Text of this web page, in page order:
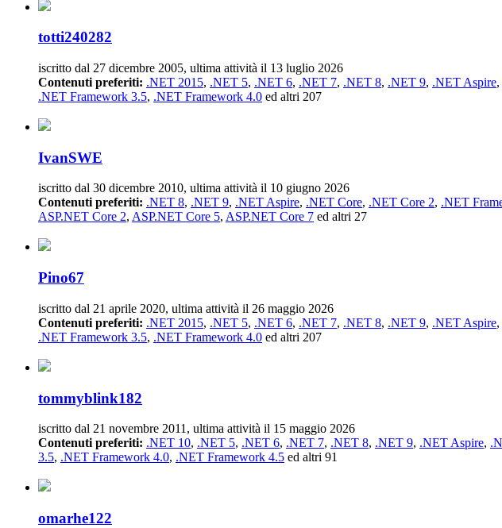
totti240282
iscritto dal 27 dicembre 2005, ultima attività il 13 luglio 2026
Contenuti preferiti: .NET 2015, .NET 5, .NET 6, .NET 7, .NET 8, .NET 9, .NET Aspire,
.NET Framework 3.5, .NET Framework 4.0 ed altri 207
IvanSWE
iscritto dal 30 dicembre 2010, ultima attività il 10 giugno 2026
Contenuti preferiti: .NET 8, .NET 9, .NET Aspire, .NET Core, .NET Core 2, .NET
ASP.NET Core 2, ASP.NET Core 5, ASP.NET Core 7 ed altri 27
Pino67
iscritto dal 21 aprile 2020, ultima attività il 26 maggio 2026
Contenuti preferiti: .NET 2015, .NET 5, .NET 6, .NET 7, .NET 8, .NET 9, .NET Aspire,
.NET Framework 3.5, .NET Framework 4.0 ed altri 207
tommyblink182
iscritto dal 21 novembre 2011, ultima attività il 15 maggio 2026
Contenuti preferiti: .NET 10, .NET 5, .NET 6, .NET 7, .NET 8, .NET 9, .NET Aspire,
3.5, .NET Framework 4.0, .NET Framework 4.5 ed altri 91
omarhe122